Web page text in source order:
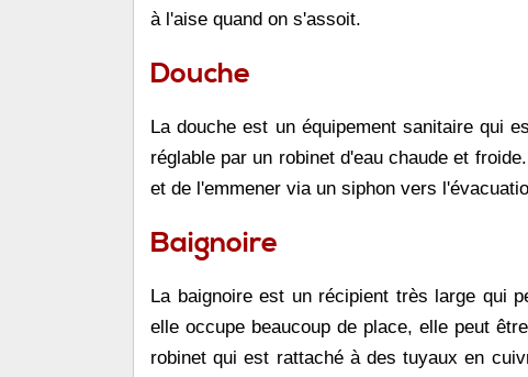
à l'aise quand on s'assoit.
Douche
La douche est un équipement sanitaire qui
réglable par un robinet d'eau chaude et
et de l'emmener via un siphon vers
Baignoire
La baignoire est un récipient très large qui
elle occupe beaucoup de place, elle peut
robinet qui est rattaché à des tuyaux en